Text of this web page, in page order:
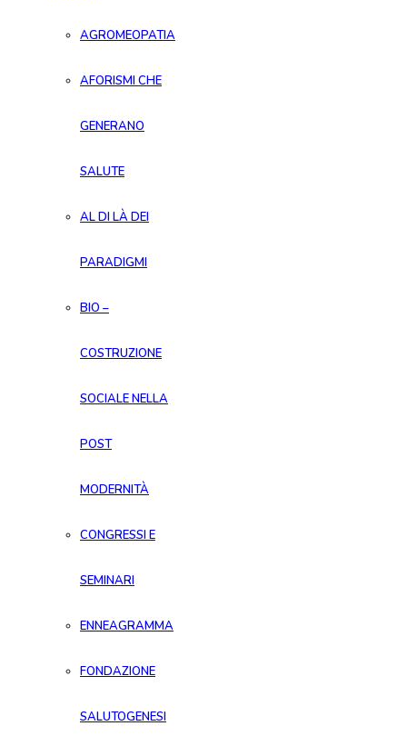
AGROMEOPATIA
AFORISMI CHE
GENERANO
SALUTE
AL DI LÀ DEI
PARADIGMI
BIO –
COSTRUZIONE
SOCIALE NELLA
POST
MODERNITÀ
CONGRESSI E
SEMINARI
ENNEAGRAMMA
FONDAZIONE
SALUTOGENESI